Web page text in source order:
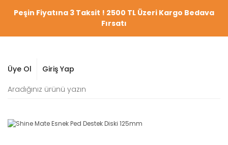
Peşin Fiyatına 3 Taksit ! 2500 TL Üzeri Kargo Bedava
Fırsatı
Üye Ol Giriş Yap